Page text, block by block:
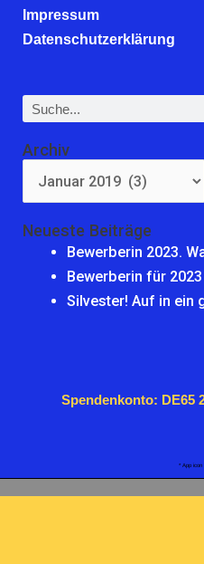
Impressum
Datenschutzerklärung
Suche
Archiv
Archiv
Neueste Beiträge
Bewerberin 2023.
Bewerberin für 2023
Silvester! Auf in ein
Spendenkonto: DE65
* App icon